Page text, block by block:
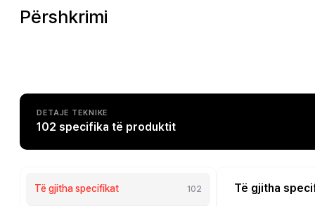
Përshkrimi
DETAJE TEKNIKE
102 specifika të produktit
Të gjitha specifikat 102 Të gjitha